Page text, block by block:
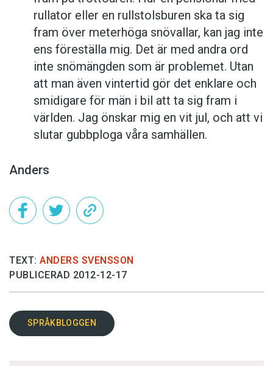
rullator eller en rullstols­buren ska ta sig
fram över meterhöga snövallar, kan jag inte
ens föreställa mig. Det är med andra ord
inte snömängden som är problemet. Utan
att man även vintertid gör det enklare och
smidigare för män i bil att ta sig fram i
världen. Jag önskar mig en vit jul, och att vi
­slutar gubb­ploga våra ­samhällen.
Anders
TEXT: ANDERS SVENSSON
PUBLICERAD 2012-12-17
SPRÅKBLOGGEN